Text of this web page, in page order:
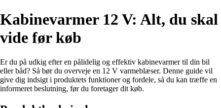
Kabinevarmer 12 V: Alt, du skal
vide før køb
Er du på udkig efter en pålidelig og effektiv kabinevarmer til din bil
eller båd? Så bør du overveje en 12 V varmeblæser. Denne guide vil
give dig indsigt i produktets funktioner og fordele, så du kan træffe en
informeret beslutning, før du foretager dit køb.